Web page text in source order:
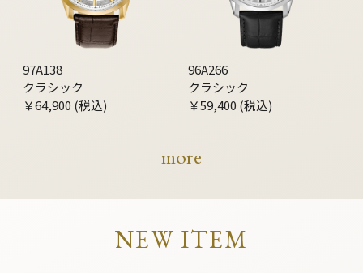
97A138
クラシック
￥64,900 (税込)
96A266
クラシック
￥59,400 (税込)
more
NEW ITEM